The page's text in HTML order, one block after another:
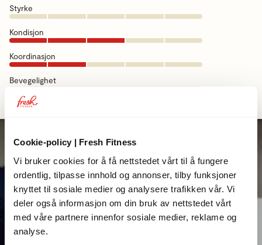
Cookie-policy | Fresh Fitness
Vi bruker cookies for å få nettstedet vårt til å fungere
ordentlig, tilpasse innhold og annonser, tilby funksjoner
knyttet til sosiale medier og analysere trafikken vår. Vi
deler også informasjon om din bruk av nettstedet vårt
med våre partnere innenfor sosiale medier, reklame og
analyse.
Styrke
Kondisjon
Koordinasjon
Bevegelighet